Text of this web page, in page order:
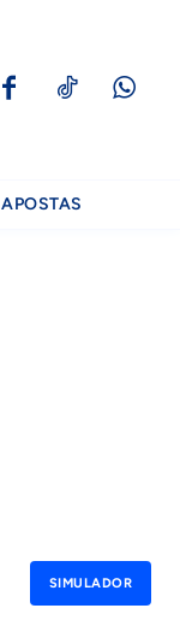
APOSTAS
SIMULADOR